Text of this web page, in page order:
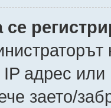
адрес или
заето/